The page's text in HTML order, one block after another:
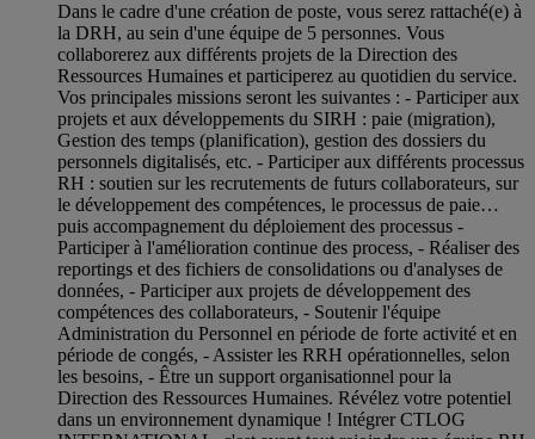
Dans le cadre d'une création de poste, vous serez rattaché(e) à
la DRH, au sein d'une équipe de 5 personnes. Vous
collaborerez aux différents projets de la Direction des
Ressources Humaines et participerez au quotidien du service.
Vos principales missions seront les suivantes : - Participer aux
projets et aux développements du SIRH : paie (migration),
Gestion des temps (planification), gestion des dossiers du
personnels digitalisés, etc. - Participer aux différents processus
RH : soutien sur les recrutements de futurs collaborateurs, sur
le développement des compétences, le processus de paie…
puis accompagnement du déploiement des processus -
Participer à l'amélioration continue des process, - Réaliser des
reportings et des fichiers de consolidations ou d'analyses de
données, - Participer aux projets de développement des
compétences des collaborateurs, - Soutenir l'équipe
Administration du Personnel en période de forte activité et en
période de congés, - Assister les RRH opérationnelles, selon
les besoins, - Être un support organisationnel pour la
Direction des Ressources Humaines. Révélez votre potentiel
dans un environnement dynamique ! Intégrer CTLOG